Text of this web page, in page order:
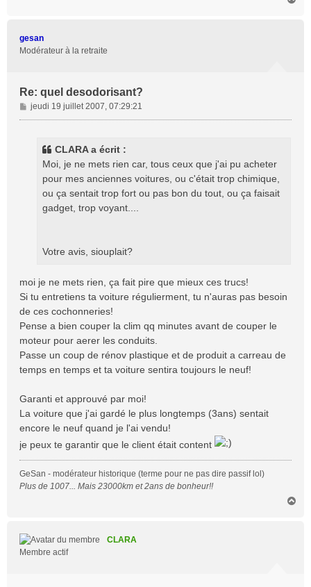
gesan
Modérateur à la retraite
Re: quel desodorisant?
M
e
jeudi 19 juillet 2007, 07:29:21
CLARA a écrit :
Moi, je ne mets rien car, tous ceux que j'ai pu acheter
pour mes anciennes voitures, ou c'était trop chimique,
ou ça sentait trop fort ou pas bon du tout, ou ça faisait
gadget, trop voyant....
Votre avis, siouplait?
moi je ne mets rien, ça fait pire que mieux ces trucs!
Si tu entretiens ta voiture régulierment, tu n'auras pas besoin
de ces cochonneries!
Pense a bien couper la clim qq minutes avant de couper le
moteur pour aerer les conduits.
Passe un coup de rénov plastique et de produit a carreau de
temps en temps et ta voiture sentira toujours le neuf!
Garanti et approuvé par moi!
La voiture que j'ai gardé le plus longtemps (3ans) sentait
encore le neuf quand je l'ai vendu!
je peux te garantir que le client était content
GeSan - modérateur historique (terme pour ne pas dire passif lol)
Plus de 1007... Mais 23000km et 2ans de bonheur!!
CLARA
Membre actif